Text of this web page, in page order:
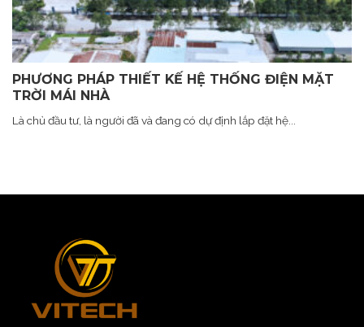
PHƯƠNG PHÁP THIẾT KẾ HỆ THỐNG ĐIỆN MẶT
TRỜI MÁI NHÀ
Là chủ đầu tư, là người đã và đang có dự định lắp đặt hệ...